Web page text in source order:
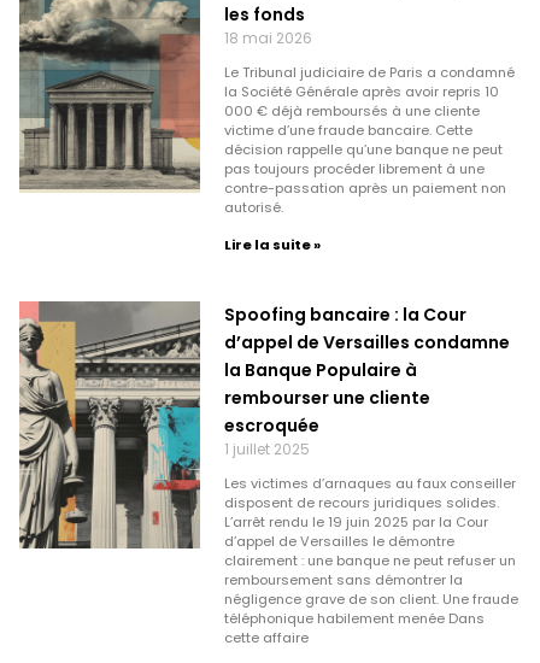
les fonds
18 mai 2026
Le Tribunal judiciaire de Paris a condamné
la Société Générale après avoir repris 10
000 € déjà remboursés à une cliente
victime d’une fraude bancaire. Cette
décision rappelle qu’une banque ne peut
pas toujours procéder librement à une
contre-passation après un paiement non
autorisé.
Lire la suite »
Spoofing bancaire : la Cour
d’appel de Versailles condamne
la Banque Populaire à
rembourser une cliente
escroquée
1 juillet 2025
Les victimes d’arnaques au faux conseiller
disposent de recours juridiques solides.
L’arrêt rendu le 19 juin 2025 par la Cour
d’appel de Versailles le démontre
clairement : une banque ne peut refuser un
remboursement sans démontrer la
négligence grave de son client. Une fraude
téléphonique habilement menée Dans
cette affaire